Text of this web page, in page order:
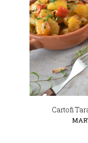
Cartofi